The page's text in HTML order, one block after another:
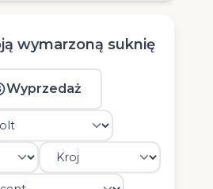
wymarzoną suknię
Wyprzedaż